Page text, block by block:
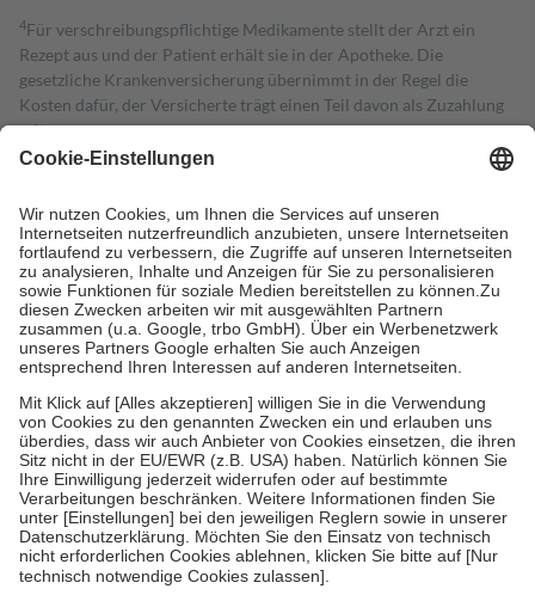
4Für verschreibungspflichtige Medikamente stellt der Arzt ein
Rezept aus und der Patient erhält sie in der Apotheke. Die
gesetzliche Krankenversicherung übernimmt in der Regel die
Kosten dafür, der Versicherte trägt einen Teil davon als Zuzahlung
mit.
Grundsätzlich leisten Mitglieder Zuzahlungen in Höhe von zehn
höchstens zehn Euro.
Es sind jedoch nie mehr als die tatsächlichen
Kosten der Leistung zu entrichten.
Diese Regeln gelten grundsätzlich auch für Online-Apotheken.
Bei Heilmitteln und häuslicher Krankenpflege beträgt die
Zuzahlung zehn Prozent der Kosten sowie zehn Euro je
Verordnung.
Um das Engagement der Versicherten für ihre eigene Gesundheit zu
stärken und die besondere Stellung der Familie zu unterstützen,
fallenkeine Zuzahlungenan bei:
• Kindern und Jugendlichen bis zum vollendeten 18. Lebensjahr
mit Ausnahme der Fahrkosten
• Untersuchungen zur Vorsorge und Früherkennung, die von der
GKV getragen werden
• empfohlenen Schutzimpfungen
• Harn- und Blutteststreifen